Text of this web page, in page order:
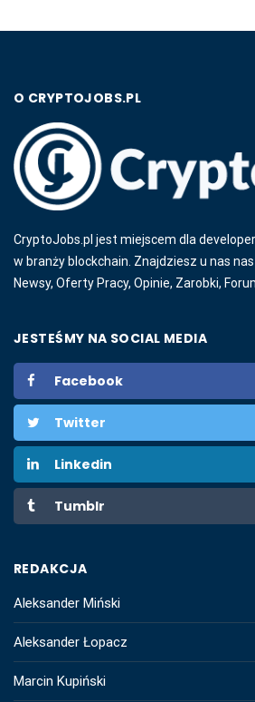
O CRYPTOJOBS.PL
CryptoJobs.pl jest miejscem dla
w branży blockchain. Znajdziesz u nas
Newsy, Oferty Pracy, Opinie, Zarobki,
JESTEŚMY NA SOCIAL MEDIA
Facebook
Twitter
Linkedin
Tumblr
REDAKCJA
Aleksander Miński
Aleksander Łopacz
Marcin Kupiński